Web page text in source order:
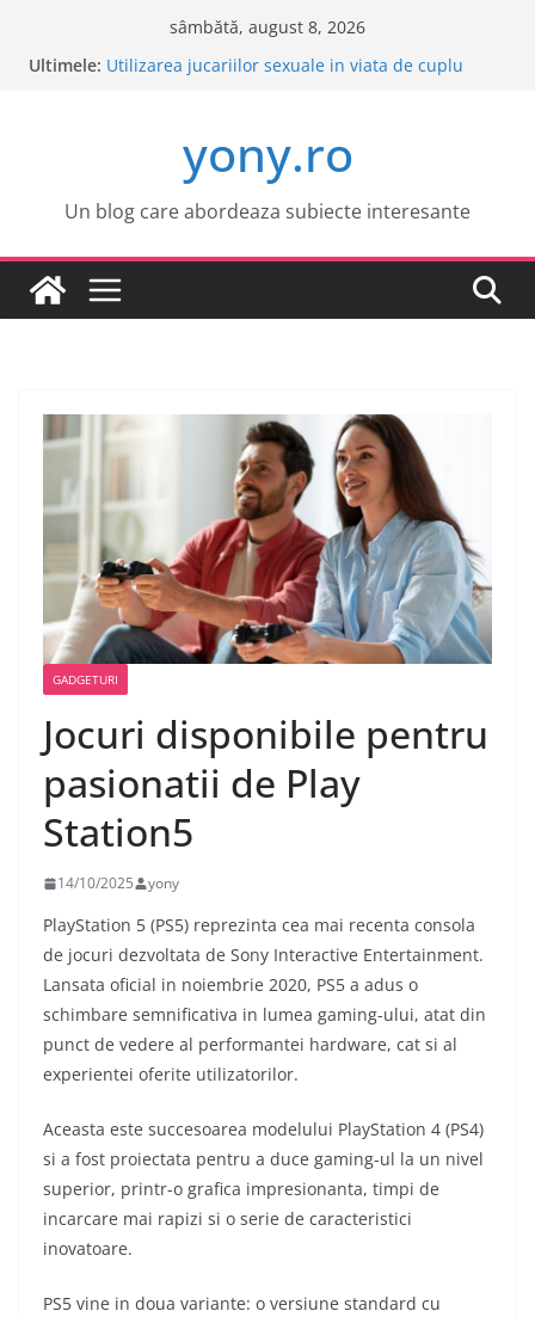
sâmbătă, august 8, 2026
Ultimele: Este o idee buna sa cumpar o masina electrica?
Tot ce trebuie sa stii despre bolile copilariei
Tot ce trebuie sa stii despre epilarea definitiva
yony.ro
Un blog care abordeaza subiecte interesante
GADGETURI
Jocuri disponibile pentru
pasionatii de Play
Station5
14/10/2025 yony
PlayStation 5 (PS5) reprezinta cea mai recenta consola
de jocuri dezvoltata de Sony Interactive Entertainment.
Lansata oficial in noiembrie 2020, PS5 a adus o
schimbare semnificativa in lumea gaming-ului, atat din
punct de vedere al performantei hardware, cat si al
experientei oferite utilizatorilor.
Aceasta este succesoarea modelului PlayStation 4 (PS4)
si a fost proiectata pentru a duce gaming-ul la un nivel
superior, printr-o grafica impresionanta, timpi de
incarcare mai rapizi si o serie de caracteristici
inovatoare.
PS5 vine in doua variante: o versiune standard cu